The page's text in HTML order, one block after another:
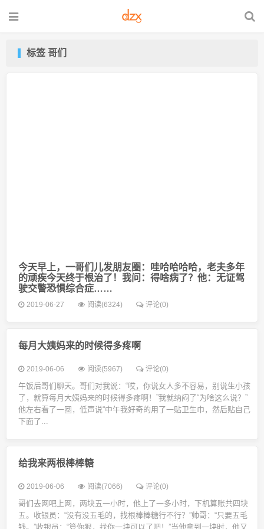
标签 哥们
今天早上，一哥们儿发朋友圈：哇哈哈哈哈，老夫多年
的顽疾今天终于根治了！我问：得啥病了？他：无证驾
驶交警恐惧综合症……
2019-06-27 阅读(6324) 评论(0)
每月大姨妈来的时候得多疼啊
2019-06-06 阅读(5967) 评论(0)
午饭后哥们聊天。哥们对我说：“哎，你说女人多不容易，别说生小孩
了，就算每月大姨妈来的时候得多疼啊！”我就纳闷了“为啥这么说？”
他左右看了一圈，低声说“中午我好奇的用了一贴卫生巾，然后贴自己
下面了...
给我来两根棒棒糖
2019-06-06 阅读(7066) 评论(0)
哥们去网吧上网，两块五一小时，他上了一多小时，下机算账共四块
五。收银员：“没有没五毛的，找根棒棒糖行不行？”帅哥：“只要五毛
钱。”收银员：“算你狠，找你一块可以了吧！”当他拿到一块时，他又